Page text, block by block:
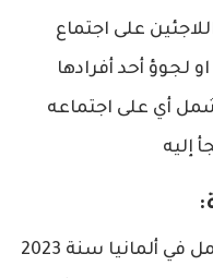
على اجتماع
لجوؤ أحد أفرادها
أي على اجتماعه
إليه
ألمانيا سنة 2023